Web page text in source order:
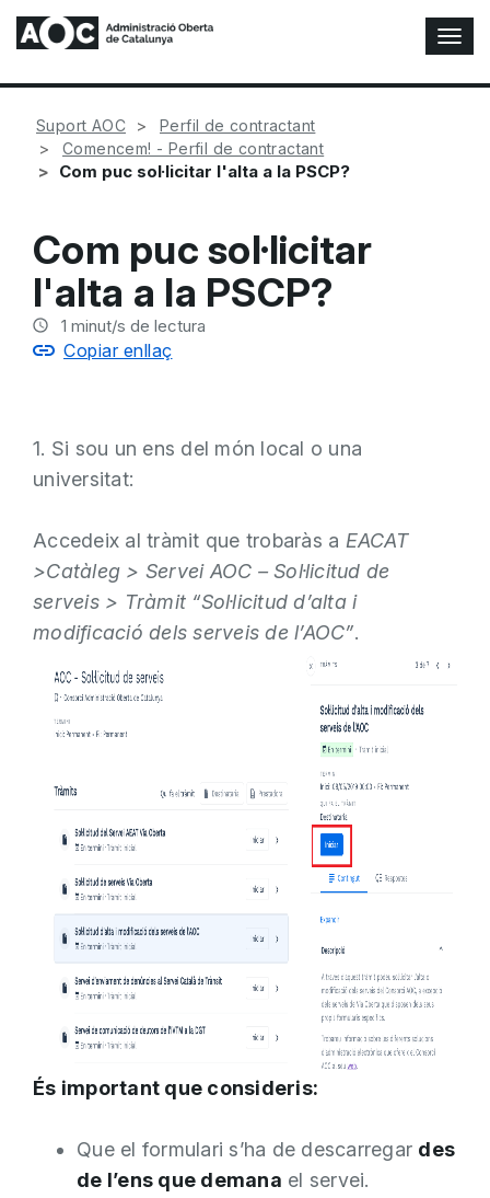
A
l
t
Suport AOC
Perfil de contractant
Comencem! - Perfil de contractant
Com puc sol·licitar l'alta a la PSCP?
Com puc sol·licitar
l'alta a la PSCP?
1 minut/s de lectura
Copiar enllaç
1. Si sou un ens del món local o una
universitat:
Accedeix al tràmit que trobaràs a EACAT
>Catàleg > Servei AOC – Sol·licitud de
serveis > Tràmit “Sol·licitud d’alta i
modificació dels serveis de l’AOC”.
És important que consideris:
Que el formulari s’ha de descarregar des
de l’ens que demana el servei.